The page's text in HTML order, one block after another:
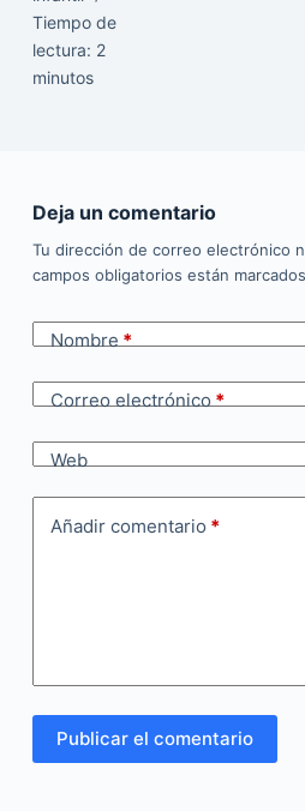
Tiempo de
lectura: 2
minutos
Deja un comentario
Tu dirección de correo electrónico
campos obligatorios están
Nombre*
Correo electrónico*
Web
Añadir comentario *
Publicar el comentario